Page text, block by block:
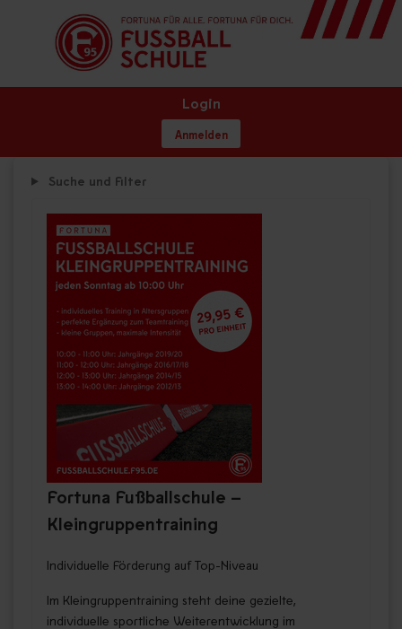
Login
Anmelden
Suche und Filter
Fortuna Fußballschule –
Kleingruppentraining
Individuelle Förderung auf Top-Niveau
Im Kleingruppentraining steht deine gezielte,
individuelle sportliche Weiterentwicklung im